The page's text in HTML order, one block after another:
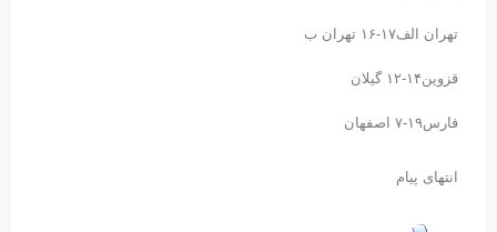
تهران الف۱۷-۱۶ تهران ب
قزوین۱۴-۱۲ گیلان
فارس۱۹-۷ اصفهان
انتهای پیام